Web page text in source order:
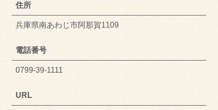
住所
兵庫県南あわじ市阿那賀1109
電話番号
0799-39-1111
URL